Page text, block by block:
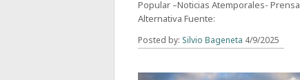
Popular –Noticias Atemporales- Prensa
Alternativa Fuente:
Posted by: Silvio Bageneta 4/9/2025